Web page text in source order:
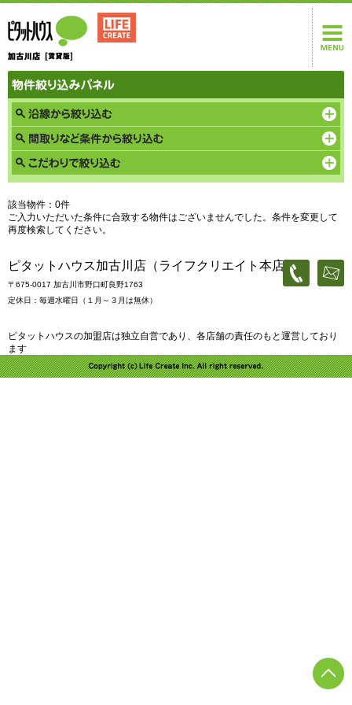
該当物件：0件
ご入力いただいた条件に合致する物件はございませんでした。条件を変更して
再度検索してください。
ピタットハウス加古川店（ライフクリエイト本店）
〒675-0017 加古川市野口町良野1763
定休日：毎週水曜日（１月～３月は無休）
ピタットハウスの加盟店は独立自営であり、各店舗の責任のもと運営しており
ます